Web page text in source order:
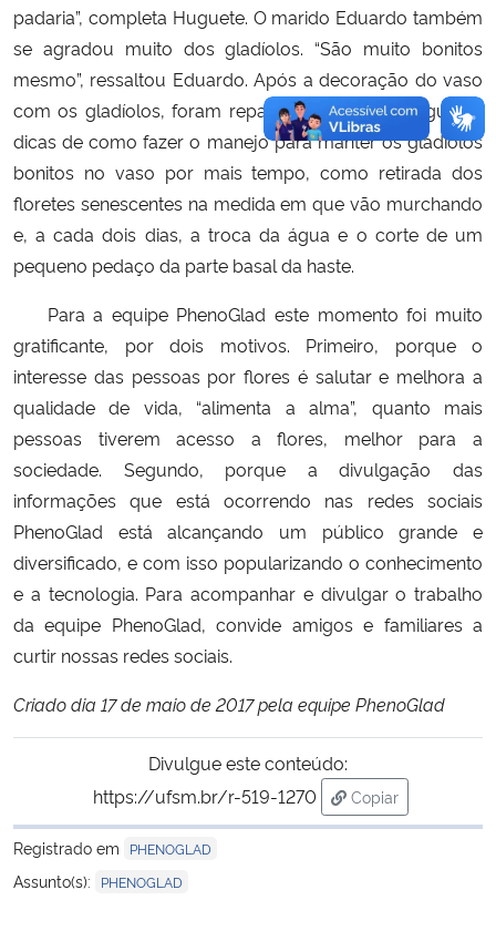
padaria”, completa Huguete. O marido Eduardo também
se agradou muito dos gladíolos. “São muito bonitos
mesmo”, ressaltou Eduardo. Após a decoração do vaso
com os gladíolos, foram repassados aos dois algumas
dicas de como fazer o manejo para manter os gladíolos
bonitos no vaso por mais tempo, como retirada dos
floretes senescentes na medida em que vão murchando
e, a cada dois dias, a troca da água e o corte de um
pequeno pedaço da parte basal da haste.
Para a equipe PhenoGlad este momento foi muito
gratificante, por dois motivos. Primeiro, porque o
interesse das pessoas por flores é salutar e melhora a
qualidade de vida, “alimenta a alma”, quanto mais
pessoas tiverem acesso a flores, melhor para a
sociedade. Segundo, porque a divulgação das
informações que está ocorrendo nas redes sociais
PhenoGlad está alcançando um público grande e
diversificado, e com isso popularizando o conhecimento
e a tecnologia. Para acompanhar e divulgar o trabalho
da equipe PhenoGlad, convide amigos e familiares a
curtir nossas redes sociais.
Criado dia 17 de maio de 2017 pela equipe PhenoGlad
Divulgue este conteúdo:
https://ufsm.br/r-519-1270
Copiar
para área de
Registrado em
PHENOGLAD
Assunto(s): PHENOGLAD